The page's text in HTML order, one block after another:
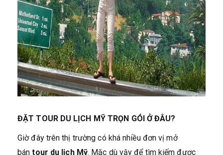
ĐẶT TOUR DU LỊCH MỸ TRỌN GÓI Ở ĐÂU?
Giờ đây trên thị trường có khá nhiều đơn vị mở
bántour du lịch Mỹ. Mặc dù vậy để tìm kiếm được